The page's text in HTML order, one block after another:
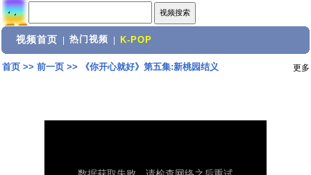
视频首页 热门视频 K-POP
首页>> 前一页>> 《你开心就好》第五集:新桃园结义 更多